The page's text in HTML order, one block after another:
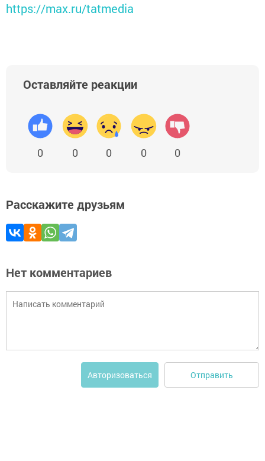
https://max.ru/tatmedia
Оставляйте реакции
0 0 0 0 0
Расскажите друзьям
Нет комментариев
Авторизоваться Отправить